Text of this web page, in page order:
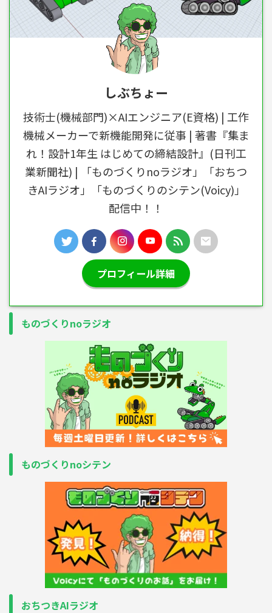
しぶちょー
技術士(機械部門)×AIエンジニア(E資格) | 工作
機械メーカーで新機能開発に従事 | 著書『集ま
れ！設計1年生 はじめての締結設計』(日刊工
業新聞社) | 「ものづくりnoラジオ」「おちつ
きAIラジオ」「ものづくりのシテン(Voicy)」
配信中！！
プロフィール詳細
ものづくりnoラジオ
ものづくりnoシテン
おちつきAIラジオ